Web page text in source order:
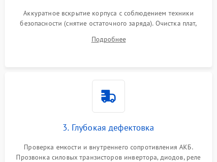
Аккуратное вскрытие корпуса с соблюдением техники
безопасности (снятие остаточного заряда). Очистка плат,
и кистей для предотвращения перегрева и замыканий.
Подробнее
3. Глубокая дефектовка
Проверка емкости и внутреннего сопротивления АКБ.
Прозвонка силовых транзисторов инвертора, диодов, реле